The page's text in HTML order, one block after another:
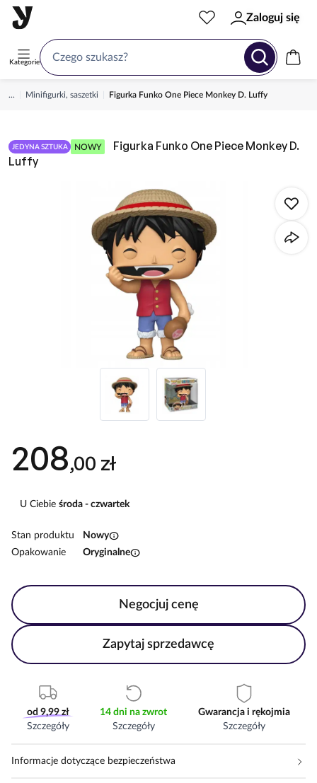
Kategorie
Zaloguj się
... Minifigurki, saszetki Figurka Funko One Piece Monkey D. Luffy
JEDYNA SZTUKA NOWY
Figurka Funko One Piece Monkey D.
Luffy
208,00 zł
U Ciebie środa - czwartek
Stan produktu Nowyinfo
Opakowanie Oryginalneinfo
Negocjuj cenę
Zapytaj sprzedawcę
od 9,99 zł
Szczegóły
14 dni na zwrot
Szczegóły
Gwarancja i rękojmia
Szczegóły
Informacje dotyczące bezpieczeństwa